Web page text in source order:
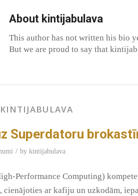
About kintijabulava
This author has not written his bio
But we are proud to say that
Superdatoru
/ by kintijabulava
Performance Computing)
cienājoties ar kafiju un uzkodām,